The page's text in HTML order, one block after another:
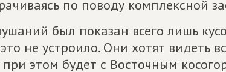
по поводу комплексной
был показан всего лишь
не устроило. Они хотят видеть
этом будет с Восточным